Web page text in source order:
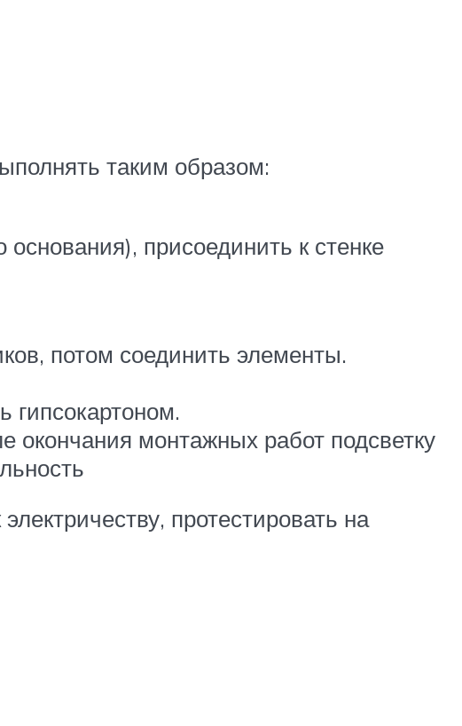
таким образом:
присоединить к стенке
потом соединить элементы.
гипсокартоном.
окончания монтажных работ подсветку
протестировать на